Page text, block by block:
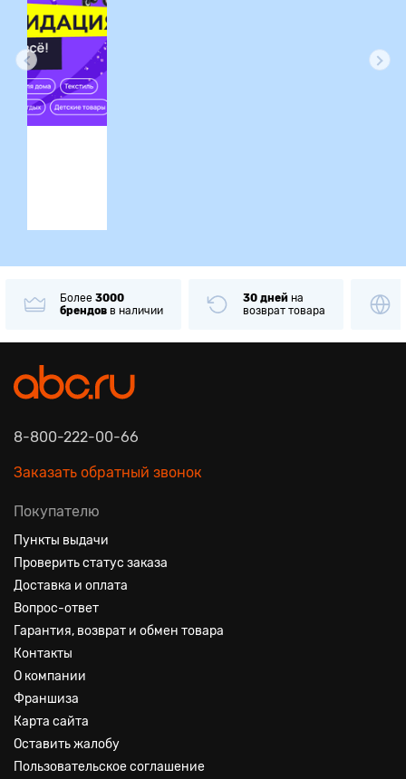
Более 3000
брендов в наличии
30 дней на
возврат товара
8-800-222-00-66
Заказать обратный звонок
Покупателю
Пункты выдачи
Проверить статус заказа
Доставка и оплата
Вопрос-ответ
Гарантия, возврат и обмен товара
Контакты
О компании
Франшиза
Карта сайта
Оставить жалобу
Пользовательское соглашение